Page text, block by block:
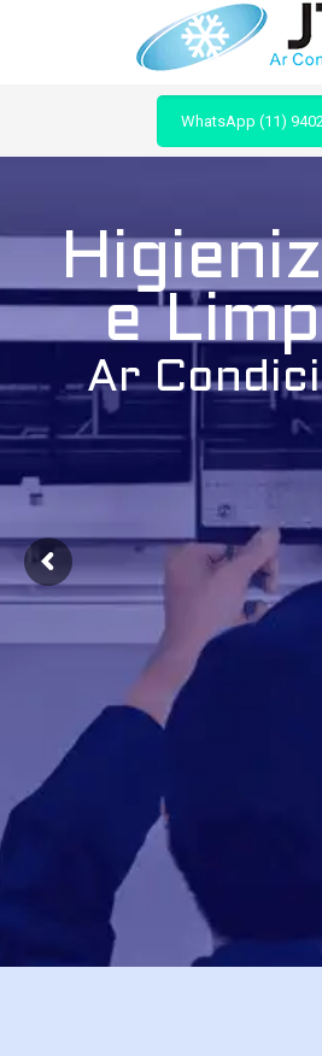
WhatsApp (11)
Ar
e